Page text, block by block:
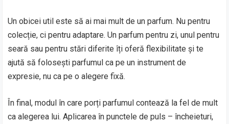
Un obicei util este să ai mai mult de un parfum. Nu pentru
colecție, ci pentru adaptare. Un parfum pentru zi, unul pentru
seară sau pentru stări diferite îți oferă flexibilitate și te
ajută să folosești parfumul ca pe un instrument de
expresie, nu ca pe o alegere fixă.
În final, modul în care porți parfumul contează la fel de mult
ca alegerea lui. Aplicarea în punctele de puls – încheieturi,